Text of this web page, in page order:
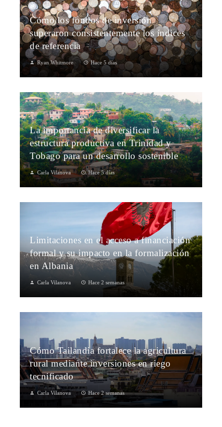
Cómo los fondos de inversión
superaron consistentemente los índices
de referencia
Ryan Whitmore Hace 5 días
La importancia de diversificar la
estructura productiva en Trinidad y
Tobago para un desarrollo sostenible
Carla Vilanova Hace 5 días
Limitaciones en el acceso a financiación
formal y su impacto en la formalización
en Albania
Carla Vilanova Hace 2 semanas
Cómo Tailandia fortalece la agricultura
rural mediante inversiones en riego
tecnificado
Carla Vilanova Hace 2 semanas